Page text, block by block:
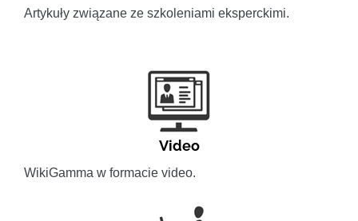
Artykuły związane ze szkoleniami eksperckimi.
Video
WikiGamma w formacie video.